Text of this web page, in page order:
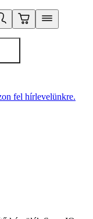
fel hírlevelünkre.